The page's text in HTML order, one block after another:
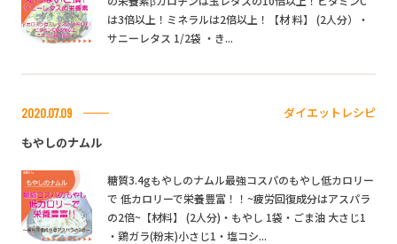
は3倍以上！ミネラルは2倍以上！【材 料】 (2人分）・
サニーレタス 1/2袋 ・き...
2020.07.09
ダイエットレシピ
もやしのナムル
糖質3.4gもやしのナムル最強コスパのもやし低カロリー
で 低カロリーで栄養豊富！！~疲労回復成分はアスパラ
の2倍~【材料】 (2人分)・もやし 1袋・ごま油 大さじ1
・鶏ガラ(粉末)小さじ1・塩コシ...